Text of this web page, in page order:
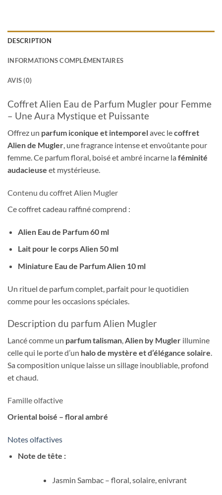
DESCRIPTION
INFORMATIONS COMPLÉMENTAIRES
AVIS (0)
Coffret Alien Eau de Parfum Mugler pour Femme
– Une Aura Mystique et Puissante
Offrez un parfum iconique et intemporelavec lecoffret
Alien de Mugler, une fragrance intense et envoûtante pour
femme. Ce parfum floral, boisé et ambré incarne la féminité
audacieuse et mystérieuse.
Contenu du coffret Alien Mugler
Ce coffret cadeau raffiné comprend :
Alien Eau de Parfum 60 ml
Lait pour le corps Alien 50 ml
Miniature Eau de Parfum Alien 10 ml
Un rituel de parfum complet, parfait pour le quotidien
comme pour les occasions spéciales.
Description du parfum Alien Mugler
Lancé comme un parfum talisman,Alien by Mugler illumine
celle qui le porte d’un halo de mystère et d’élégance solaire.
Sa composition unique laisse un sillage inoubliable, profond
et chaud.
Famille olfactive
Oriental boisé – floral ambré
Notes olfactives
Note de tête :
Jasmin Sambac – floral, solaire, enivrant